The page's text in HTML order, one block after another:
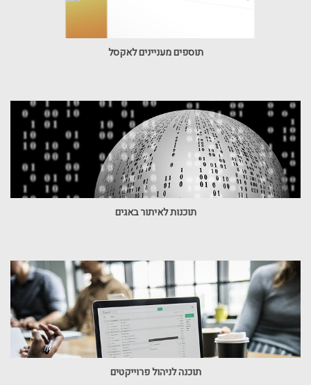
תוספים מעניינים לאקסל
תוכנות לאיתור באגים
תוכנה לניהול פרוייקטים